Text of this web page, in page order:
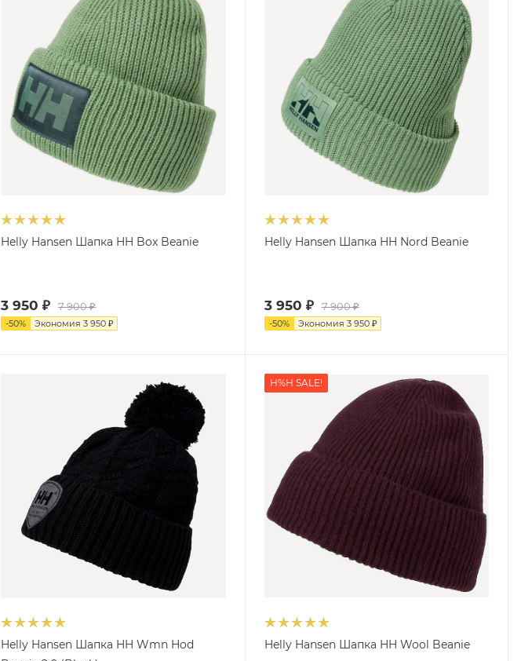
Helly Hansen Шапка HH Box Beanie
3 950 ₽ 7 900₽
-50% Экономия3 950 ₽
Helly Hansen Шапка HH Nord Beanie
3 950 ₽ 7 900₽
-50% Экономия 3 950₽
Helly Hansen Шапка HH Wmn Hod
H%H SALE!
Helly Hansen Шапка HH Wool Beanie